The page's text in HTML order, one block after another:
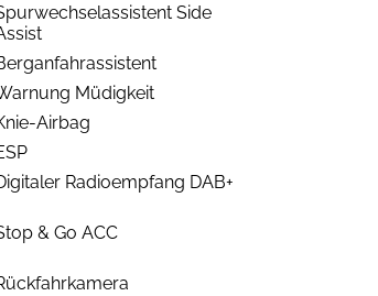
Side
Müdigkeit
Airbag
Radioempfang DAB+
& Go ACC